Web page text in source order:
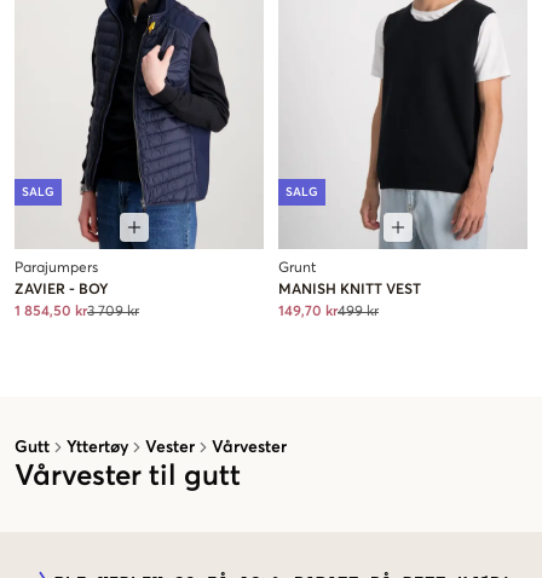
Gutt Yttertøy Vester Vårvester
Vårvester til gutt
SALG
Parajumpers
ZAVIER - BOY
1 854,50 kr3 709 kr
SALG
Grunt
MANISH KNITT VEST
149,70 kr499 kr